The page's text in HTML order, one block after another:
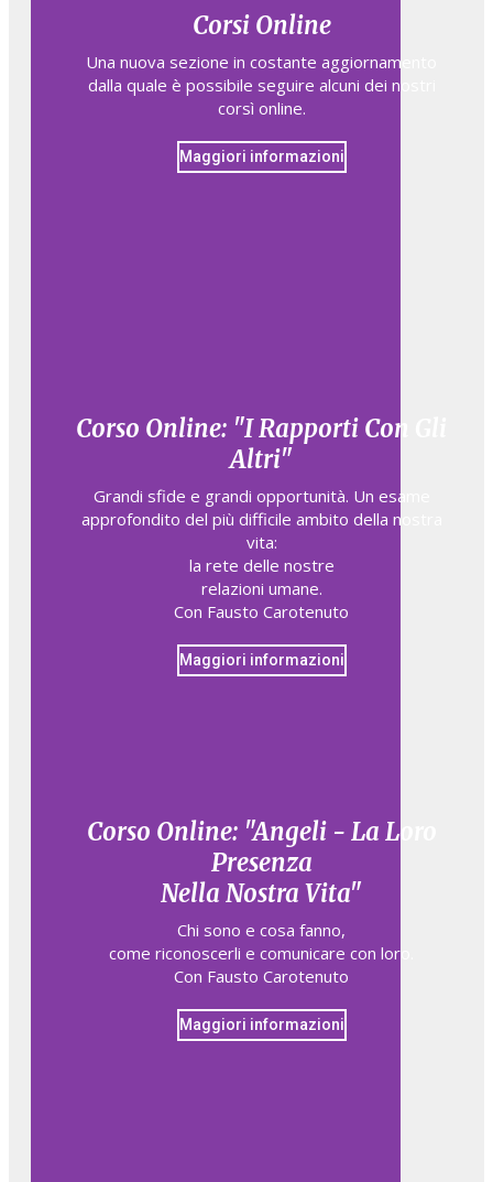
Corsi Online
Una nuova sezione in costante aggiornamento
dalla quale è possibile seguire alcuni dei nostri
corsì online.
Maggiori informazioni
Corso Online: "I Rapporti Con Gli
Altri"
Grandi sfide e grandi opportunità. Un esame
approfondito del più difficile ambito della nostra
vita:
la rete delle nostre
relazioni umane.
Con Fausto Carotenuto
Maggiori informazioni
Corso Online: "Angeli - La Loro
Presenza
Nella Nostra Vita"
Chi sono e cosa fanno,​
come riconoscerli e comunicare con loro.​
Con Fausto Carotenuto
Maggiori informazioni